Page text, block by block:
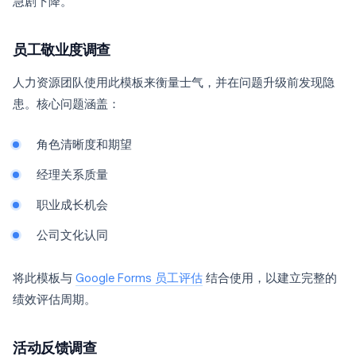
员工敬业度调查
人力资源团队使用此模板来衡量士气，并在问题升级前发现隐
患。核心问题涵盖：
角色清晰度和期望
经理关系质量
职业成长机会
公司文化认同
将此模板与 Google Forms 员工评估 结合使用，以建立完整的
绩效评估周期。
活动反馈调查